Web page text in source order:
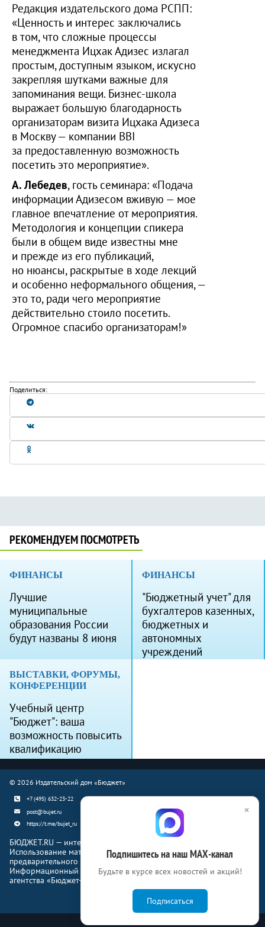
Редакция издательского дома РСПП:
«Ценность и интерес заключались
в том, что сложные процессы
менеджмента Ицхак Адизес излагал
простым, доступным языком, искусно
закрепляя шутками важные для
запоминания вещи. Бизнес-школа
выражает большую благодарность
организаторам визита Ицхака Адизеса
в Москву — компании BBI
за предоставленную возможность
посетить это мероприятие».
А. Лебедев, гость семинара: «Подача
информации Адизесом вживую — мое
главное впечатление от мероприятия.
Методология и концепции спикера
были в общем виде известны мне
и прежде из его публикаций,
но нюансы, раскрытые в ходе лекций
и особенно неформального общения, —
это то, ради чего мероприятие
действительно стоило посетить.
Огромное спасибо организаторам!»
Поделиться:
РЕКОМЕНДУЕМ ПОСМОТРЕТЬ
ФИНАНСЫ
Лучшие
муниципальные
образования России
будут названы 8 июня
ФИНАНСЫ
"Бюджетный учет" для
бухгалтеров казенных,
бюджетных и
автономных
учреждений
ВЫСТАВКИ, ФОРУМЫ,
КОНФЕРЕНЦИИ
Учебный центр
"Бюджет": ваша
возможность повысить
квалификацию
© 2026 Издательский дом «Бюджет»
+7 (495) 632-23-22
post@bujet.ru
https://t.me/bujet_ru
БЮДЖЕТ.RU — интернет-издание о финансовой жизни страны.
Использование материалов Бюджет.ru разрешено только с
предварительного письменного согласия правообладателей.
Информационный продукт «Журнал Бюджет» информационного
агентства «Бюджет-Медиа»
×
Подпишитесь на наш МАХ-канал
Будьте в курсе всех новостей и акций!
Подписаться